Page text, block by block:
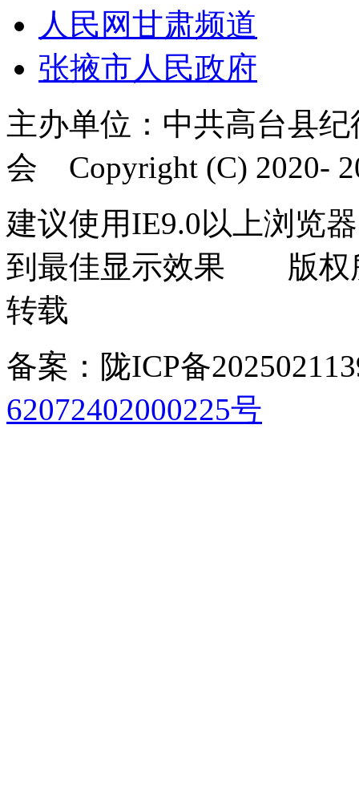
人民网甘肃频道
张掖市人民政府
主办单位：中共高台县
会 Copyright (C) 2020-
建议使用IE9.0以上浏览
到最佳显示效果 版权
转载
备案：陇ICP备
62072402000225号